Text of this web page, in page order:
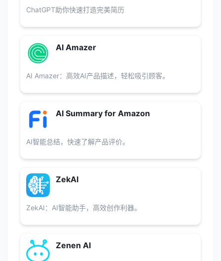
ChatGPT助你快速打造完美简历
AI Amazer
AI Amazer：高效AI产品描述，轻松吸引顾客。
AI Summary for Amazon
AI智能总结，快速了解产品评价。
ZekAI
ZekAI：AI智能助手，高效创作利器。
Zenen AI